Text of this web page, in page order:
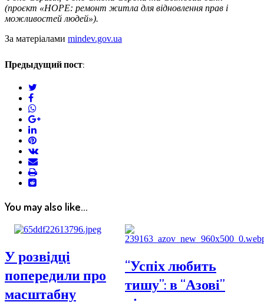
(проєкт «HOPE: ремонт житла для відновлення прав і
можливостей людей»).
За матеріалами mindev.gov.ua
Предыдущий пост:
facebook
google+
linkedin
pinterest
vkontakte
email
print
reddit
reddit
You may also like...
У розвідці
попередили про
масштабну
“Успіх любить
тишу”: в “Азові”